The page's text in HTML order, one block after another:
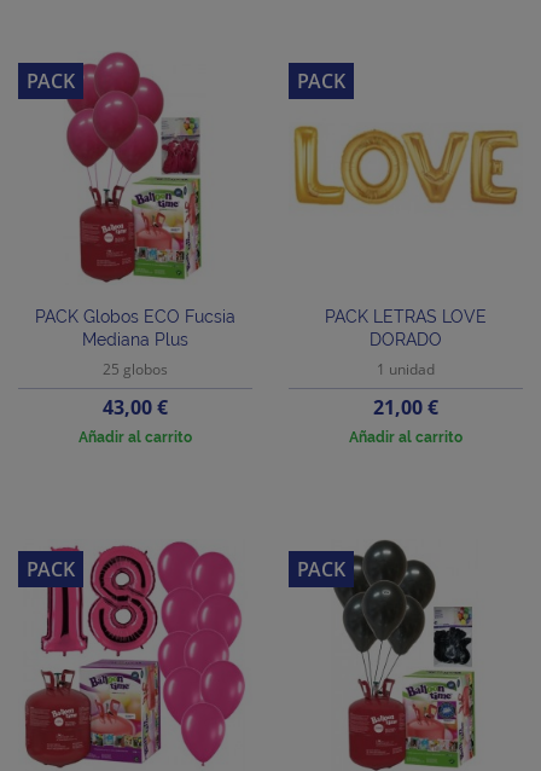
PACK Globos ECO Fucsia
Mediana Plus
25 globos
Precio
43,00 €
Añadir al carrito
PACK
PACK LETRAS LOVE
DORADO
1 unidad
Precio
21,00 €
Añadir al carrito
PACK
PACK PACK